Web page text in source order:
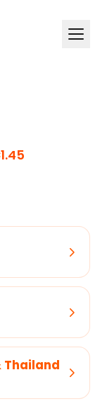
Thailand